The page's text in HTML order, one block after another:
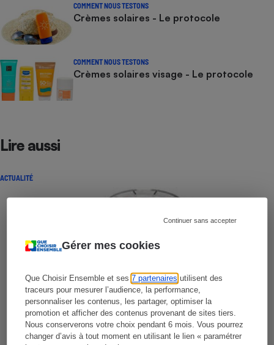
Gérer mes cookies
Que Choisir Ensemble et ses7 partenaires utilisent des
traceurs pour mesurer l’audience, la performance,
personnaliser les contenus, les partager, optimiser la
promotion et afficher des contenus provenant de sites tiers.
Nous conserverons votre choix pendant 6 mois. Vous pourrez
changer d’avis à tout moment en utilisant le lien « paramétrer
Continuer sans accepter
COMMENT NOUS TESTONS
Crèmes solaires - Le protocole
COMMENT NOUS TESTONS
Crèmes solaires visage - Le protocole
Lire aussi
ACTUALITÉ